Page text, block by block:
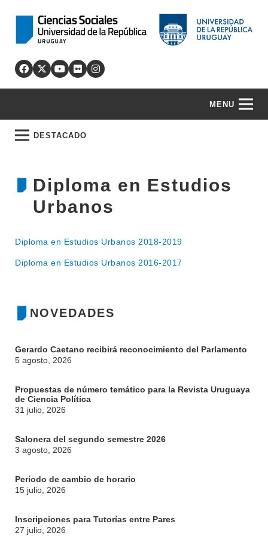
MENU
INVESTIGACIÓN
SERVICIOS
NOTICIAS
CONTACTO
DESTACADO
EVA FCS
POSGRADOS
MOVILIDAD ACADÉMICA
NOVEDADES
Gerardo Caetano recibirá reconocimiento del Parlamento
5 agosto, 2026
Propuestas de número temático para la Revista Uruguaya
de Ciencia Política
31 julio, 2026
Salonera del segundo semestre 2026
3 agosto, 2026
Período de cambio de horario
15 julio, 2026
Inscripciones para Tutorías entre Pares
27 julio, 2026
Diploma en Estudios
Urbanos
Diploma en Estudios Urbanos 2018-2019
Diploma en Estudios Urbanos 2016-2017